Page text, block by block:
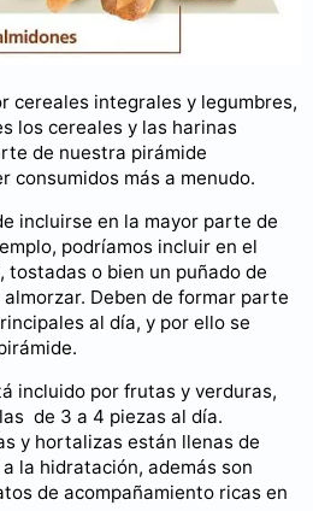
cereales integrales y legumbres,
los cereales y las harinas
de nuestra pirámide
consumidos más a menudo.
incluirse en la mayor parte de
podríamos incluir en el
tostadas o bien un puñado de
Deben de formar parte
al día, y por ello se
incluido por frutas y verduras,
de 3 a 4 piezas al día.
y hortalizas están llenas de
la hidratación, además son
de acompañamiento ricas en